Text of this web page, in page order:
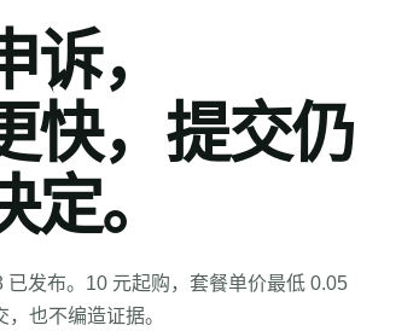
诉，
快，提交仍
定。
已发布。10 元起购，套餐单价最低 0.05
也不编造证据。